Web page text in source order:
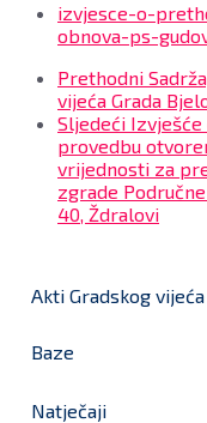
izvjesce-o-
obnova-ps-
Prethodni
vijeća Grada
Sljedeći
provedbu
vrijednosti za
zgrade
40, Ždralovi
Akti Gradskog vijeća
Baze
Natječaji